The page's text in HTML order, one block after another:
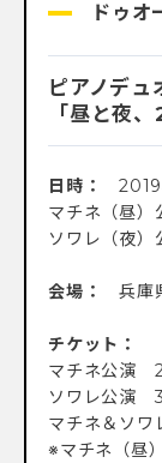
ドゥオ
ピアノデュ
「昼と夜
日時： 2019
マチネ（昼
ソワレ（夜
会場： 兵庫
チケット：
マチネ公演
ソワレ公演
マチネ＆ソ
※マチネ（昼